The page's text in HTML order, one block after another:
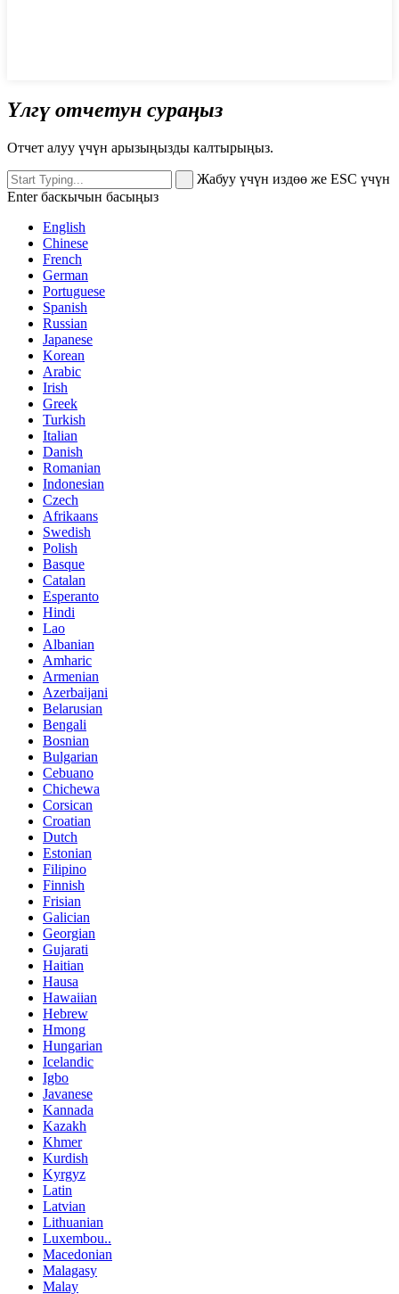
Үлгү отчетун сураңыз
Отчет алуу үчүн арызыңызды калтырыңыз.
Жабуу үчүн издөө же ESC үчүн
Enter баскычын басыңыз
English
Chinese
French
German
Portuguese
Spanish
Russian
Japanese
Korean
Arabic
Irish
Greek
Turkish
Italian
Danish
Romanian
Indonesian
Czech
Afrikaans
Swedish
Polish
Basque
Catalan
Esperanto
Hindi
Lao
Albanian
Amharic
Armenian
Azerbaijani
Belarusian
Bengali
Bosnian
Bulgarian
Cebuano
Chichewa
Corsican
Croatian
Dutch
Estonian
Filipino
Finnish
Frisian
Galician
Georgian
Gujarati
Haitian
Hausa
Hawaiian
Hebrew
Hmong
Hungarian
Icelandic
Igbo
Javanese
Kannada
Kazakh
Khmer
Kurdish
Kyrgyz
Latin
Latvian
Lithuanian
Luxembou..
Macedonian
Malagasy
Malay